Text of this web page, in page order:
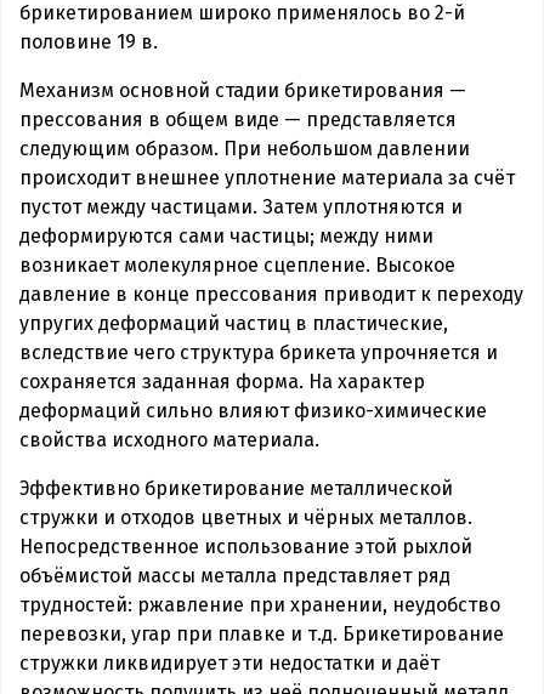
брикетированием широко применялось во 2-й
половине 19 в.
Механизм основной стадии брикетирования —
прессования в общем виде — представляется
следующим образом. При небольшом давлении
происходит внешнее уплотнение материала за счёт
пустот между частицами. Затем уплотняются и
деформируются сами частицы; между ними
возникает молекулярное сцепление. Высокое
давление в конце прессования приводит к переходу
упругих деформаций частиц в пластические,
вследствие чего структура брикета упрочняется и
сохраняется заданная форма. На характер
деформаций сильно влияют физико-химические
свойства исходного материала.
Эффективно брикетирование металлической
стружки и отходов цветных и чёрных металлов.
Непосредственное использование этой рыхлой
объёмистой массы металла представляет ряд
трудностей: ржавление при хранении, неудобство
перевозки, угар при плавке и т.д. Брикетирование
стружки ликвидирует эти недостатки и даёт